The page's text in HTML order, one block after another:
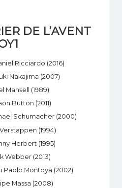
DE L’AVENT
Ricciardo (2016)
Nakajima (2007)
Mansell (1989)
Button (2011)
Schumacher (2000)
(1994)
Herbert (1995)
Webber (2013)
Pablo Montoya (2002)
Massa (2008)